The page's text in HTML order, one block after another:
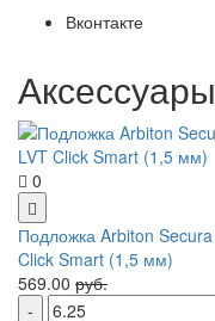
Вконтакте
Аксессуары
0
Подложка Arbiton
Click Smart (1,5 мм)
569.00 руб.